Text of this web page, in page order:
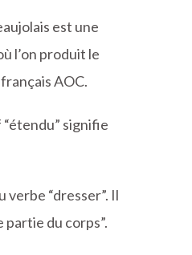
est une
l’on produit le
AOC.
“étendu” signifie
verbe “dresser”. Il
partie du corps”.